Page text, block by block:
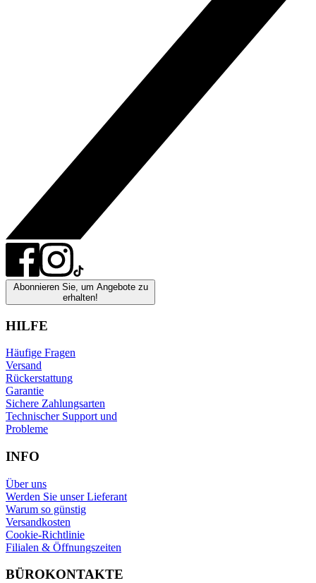
Abonnieren Sie, um Angebote zu
erhalten!
HILFE
Häufige Fragen
Versand
Rückerstattung
Garantie
Sichere Zahlungsarten
Technischer Support und
Probleme
INFO
Über uns
Werden Sie unser Lieferant
Warum so günstig
Versandkosten
Cookie-Richtlinie
Filialen & Öffnungszeiten
BÜROKONTAKTE